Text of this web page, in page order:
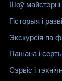
Шоў майстэрні
Гісторыя і
Экскурсія па
Пашана і
Сэрвіс і